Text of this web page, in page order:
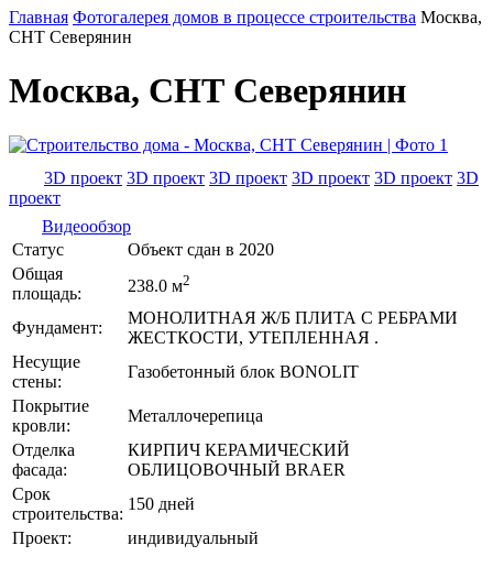
Главная Фотогалерея домов в процессе строительства Москва,
СНТ Северянин
Москва, СНТ Северянин
3D проект 3D проект 3D проект 3D проект 3D проект 3D
проект
Видеообзор
Статус
Объект сдан в 2020
Общая
площадь:
238.0 м2
Фундамент:
МОНОЛИТНАЯ Ж/Б ПЛИТА С РЕБРАМИ
ЖЕСТКОСТИ, УТЕПЛЕННАЯ .
Несущие
стены:
Газобетонный блок BONOLIT
Покрытие
кровли:
Металлочерепица
Отделка
фасада:
КИРПИЧ КЕРАМИЧЕСКИЙ
ОБЛИЦОВОЧНЫЙ BRAER
Срок
строительства:
150 дней
Проект:
индивидуальный